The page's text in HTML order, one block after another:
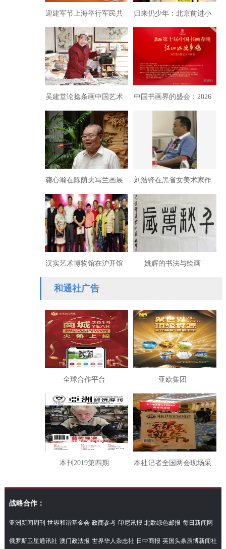
迎建军节上海举行军民共
建文化长城笔会
归来仍少年：北京前进小
学“六-五”届60周年纪念
吴建堂论捻条画中国艺术 中国书画界的盛会：2026
第十届中国书画春晚速写
龚心瀚在陈荫夫写兰画展
的发言
刘浩锋在黑省女美术家作
品展畅谈东方文化复兴
汉实艺术博物馆在沪开馆 姚辉的书法与绘画
和通社广告
全球合作平台 亚欧集团
本刊2019第四期 本社记者全国两会现场采
访湖南代表团
战略合作：
亚洲新闻周刊 世界和谐基金会 政商参考 印尼讯报 北欧绿色邮报 每日新闻网
俄罗斯卫星通讯社 澳门政法报 世界华人杂志社 日中商报 英国头条辰博新闻社